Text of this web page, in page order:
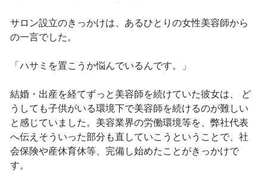
サロン設立のきっかけは、あるひとりの女性美容師から
の一言でした。
「ハサミを置こうか悩んでいるんです。」
結婚・出産を経てずっと美容師を続けていた彼女は、 ど
うしても子供がいる環境下で美容師を続けるのが難しい
と感じていました。美容業界の労働環境等を、弊社代表
へ伝えそういった部分も直していこうということで、社
会保険や産休育休等、完備し始めたことがきっかけで
す。